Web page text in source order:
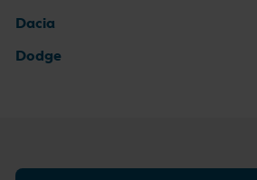
Dacia
Dodge